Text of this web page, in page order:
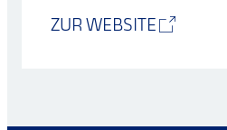
ZUR WEBSITE